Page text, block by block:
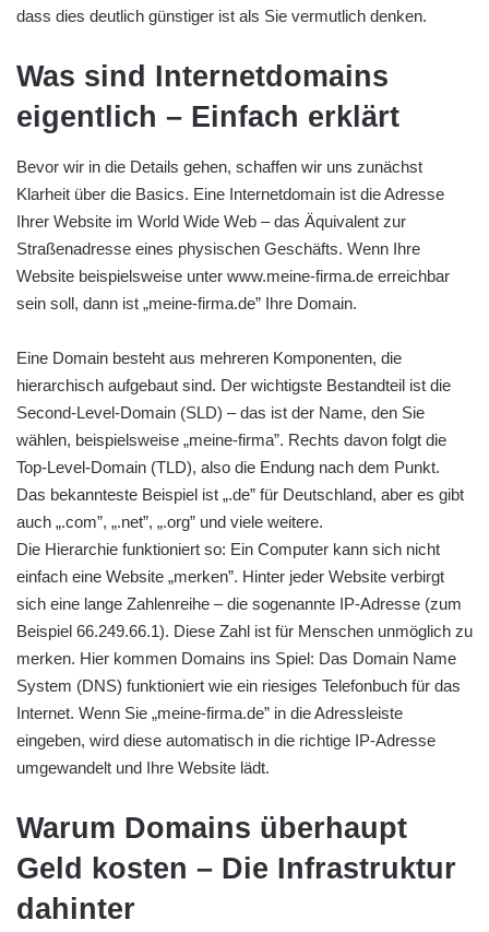
dass dies deutlich günstiger ist als Sie vermutlich denken.
Was sind Internetdomains
eigentlich – Einfach erklärt
Bevor wir in die Details gehen, schaffen wir uns zunächst
Klarheit über die Basics. Eine Internetdomain ist die Adresse
Ihrer Website im World Wide Web – das Äquivalent zur
Straßenadresse eines physischen Geschäfts. Wenn Ihre
Website beispielsweise unter www.meine-firma.de erreichbar
sein soll, dann ist „meine-firma.de” Ihre Domain.
Eine Domain besteht aus mehreren Komponenten, die
hierarchisch aufgebaut sind. Der wichtigste Bestandteil ist die
Second-Level-Domain (SLD) – das ist der Name, den Sie
wählen, beispielsweise „meine-firma”. Rechts davon folgt die
Top-Level-Domain (TLD), also die Endung nach dem Punkt.
Das bekannteste Beispiel ist „.de” für Deutschland, aber es gibt
auch „.com”, „.net”, „.org” und viele weitere.
Die Hierarchie funktioniert so: Ein Computer kann sich nicht
einfach eine Website „merken”. Hinter jeder Website verbirgt
sich eine lange Zahlenreihe – die sogenannte IP-Adresse (zum
Beispiel 66.249.66.1). Diese Zahl ist für Menschen unmöglich zu
merken. Hier kommen Domains ins Spiel: Das Domain Name
System (DNS) funktioniert wie ein riesiges Telefonbuch für das
Internet. Wenn Sie „meine-firma.de” in die Adressleiste
eingeben, wird diese automatisch in die richtige IP-Adresse
umgewandelt und Ihre Website lädt.
Warum Domains überhaupt
Geld kosten – Die Infrastruktur
dahinter